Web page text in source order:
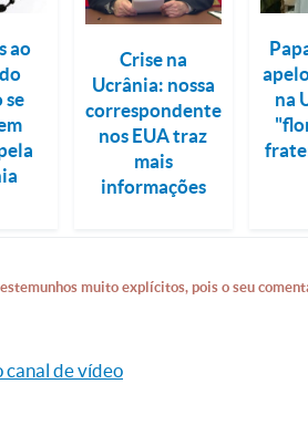
ao
se
Crise na
Ucrânia: nossa
correspondente
nos EUA traz
mais
informações
na
muito explícitos, pois o seu
canal de vídeo